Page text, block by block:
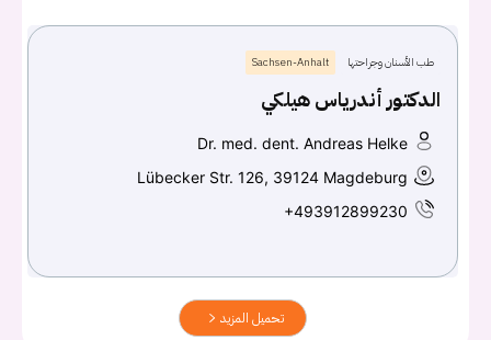
طب الأسنان وجراحتها Sachsen-Anhalt
الدكتور أندرياس هيلكي
Dr. med. dent. Andreas Helke
Lübecker Str. 126, 39124 Magdeburg
+493912899230
تحميل المزيد